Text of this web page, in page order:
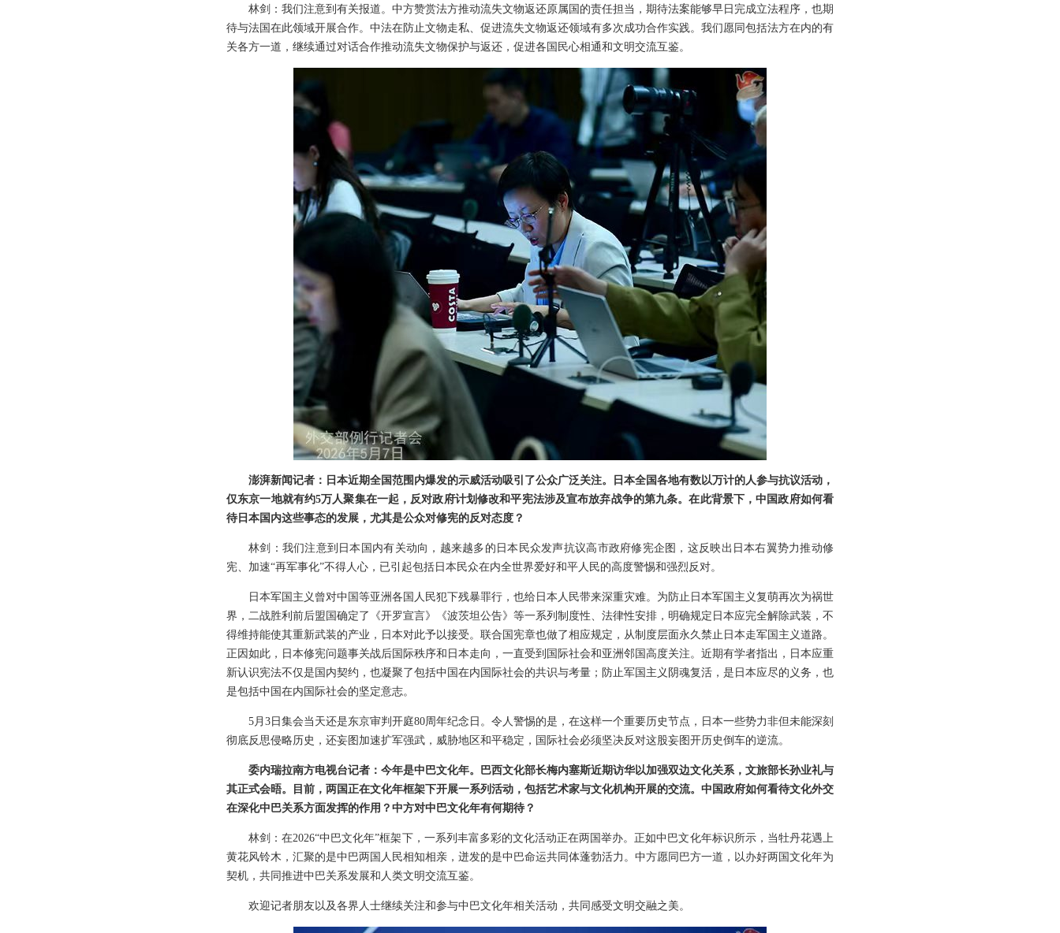
林剑：我们注意到有关报道。中方赞赏法方推动流失文物返还原属国的责任担当，期待法案能够早日完成立法程序，也期
待与法国在此领域开展合作。中法在防止文物走私、促进流失文物返还领域有多次成功合作实践。我们愿同包括法方在内的有
关各方一道，继续通过对话合作推动流失文物保护与返还，促进各国民心相通和文明交流互鉴。
澎湃新闻记者：日本近期全国范围内爆发的示威活动吸引了公众广泛关注。日本全国各地有数以万计的人参与抗议活动，
仅东京一地就有约5万人聚集在一起，反对政府计划修改和平宪法涉及宣布放弃战争的第九条。在此背景下，中国政府如何看
待日本国内这些事态的发展，尤其是公众对修宪的反对态度？
林剑：我们注意到日本国内有关动向，越来越多的日本民众发声抗议高市政府修宪企图，这反映出日本右翼势力推动修
宪、加速“再军事化”不得人心，已引起包括日本民众在内全世界爱好和平人民的高度警惕和强烈反对。
日本军国主义曾对中国等亚洲各国人民犯下残暴罪行，也给日本人民带来深重灾难。为防止日本军国主义复萌再次为祸世
界，二战胜利前后盟国确定了《开罗宣言》《波茨坦公告》等一系列制度性、法律性安排，明确规定日本应完全解除武装，不
得维持能使其重新武装的产业，日本对此予以接受。联合国宪章也做了相应规定，从制度层面永久禁止日本走军国主义道路。
正因如此，日本修宪问题事关战后国际秩序和日本走向，一直受到国际社会和亚洲邻国高度关注。近期有学者指出，日本应重
新认识宪法不仅是国内契约，也凝聚了包括中国在内国际社会的共识与考量；防止军国主义阴魂复活，是日本应尽的义务，也
是包括中国在内国际社会的坚定意志。
5月3日集会当天还是东京审判开庭80周年纪念日。令人警惕的是，在这样一个重要历史节点，日本一些势力非但未能深刻
彻底反思侵略历史，还妄图加速扩军强武，威胁地区和平稳定，国际社会必须坚决反对这股妄图开历史倒车的逆流。
委内瑞拉南方电视台记者：今年是中巴文化年。巴西文化部长梅内塞斯近期访华以加强双边文化关系，文旅部长孙业礼与
其正式会晤。目前，两国正在文化年框架下开展一系列活动，包括艺术家与文化机构开展的交流。中国政府如何看待文化外交
在深化中巴关系方面发挥的作用？中方对中巴文化年有何期待？
林剑：在2026“中巴文化年”框架下，一系列丰富多彩的文化活动正在两国举办。正如中巴文化年标识所示，当牡丹花遇上
黄花风铃木，汇聚的是中巴两国人民相知相亲，迸发的是中巴命运共同体蓬勃活力。中方愿同巴方一道，以办好两国文化年为
契机，共同推进中巴关系发展和人类文明交流互鉴。
欢迎记者朋友以及各界人士继续关注和参与中巴文化年相关活动，共同感受文明交融之美。